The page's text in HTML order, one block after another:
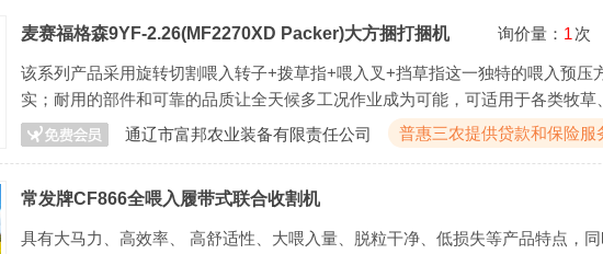
麦赛福格森9YF-2.26(MF2270XD Packer)大方捆打捆机 询价量： 1 次
该系列产品采用旋转切割喂入转子+拨草指+喂入叉+挡草指这一独特的喂入预压
实；耐用的部件和可靠的品质让全天候多工况作业成为可能，可适用于各类牧草
通辽市富邦农业装备有限责任公司 普惠三农提供贷款和保险服
常发牌CF866全喂入履带式联合收割机
具有大马力、高效率、 高舒适性、大喂入量、脱粒干净、低损失等产品特点，